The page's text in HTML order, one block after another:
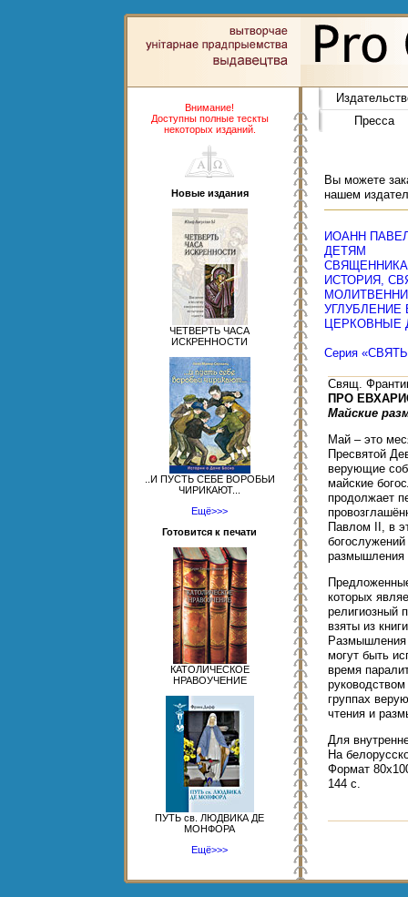
Внимание!
Доступны полные тескты
некоторых изданий.
Новые издания
ЧЕТВЕРТЬ ЧАСА
ИСКРЕННОСТИ
..И ПУСТЬ СЕБЕ ВОРОБЬИ
ЧИРИКАЮТ...
Ещё>>>
Готовится к печати
КАТОЛИЧЕСКОЕ
НРАВОУЧЕНИЕ
ПУТЬ св. ЛЮДВИКА ДЕ
МОНФОРА
Ещё>>>
Пресса
Вы можете
нашем
ИОАНН ПАВЕЛ
ДЕТЯМ
ИСТОРИЯ,
УГЛУБЛЕНИЕ
ЦЕРКОВНЫЕ
Серия
Свящ.
ПРО
Майские
Май – это
Пресвятой
верующие
майские
продолжает
Павлом ІІ, в
размышления
которых
религиозный
взяты из
Размышления
могут быть
время
группах
чтения и
Для
На
Формат
144 с.